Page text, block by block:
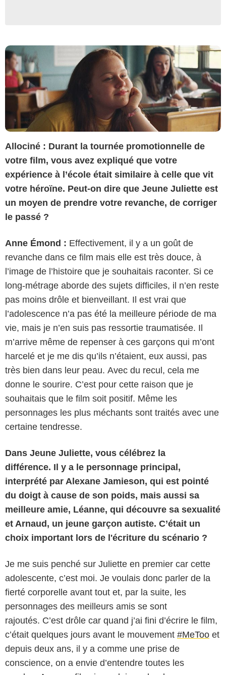
Allociné : Durant la tournée promotionnelle de
votre film, vous avez expliqué que votre
expérience à l’école était similaire à celle que vit
votre héroïne. Peut-on dire que Jeune Juliette est
un moyen de prendre votre revanche, de corriger
le passé ?
Anne Émond : Effectivement, il y a un goût de
revanche dans ce film mais elle est très douce, à
l’image de l’histoire que je souhaitais raconter. Si ce
long-métrage aborde des sujets difficiles, il n’en reste
pas moins drôle et bienveillant. Il est vrai que
l’adolescence n’a pas été la meilleure période de ma
vie, mais je n’en suis pas ressortie traumatisée. Il
m’arrive même de repenser à ces garçons qui m’ont
harcelé et je me dis qu’ils n’étaient, eux aussi, pas
très bien dans leur peau. Avec du recul, cela me
donne le sourire. C’est pour cette raison que je
souhaitais que le film soit positif. Même les
personnages les plus méchants sont traités avec une
certaine tendresse.
Dans Jeune Juliette, vous célébrez la
différence. Il y a le personnage principal,
interprété par Alexane Jamieson, qui est pointé
du doigt à cause de son poids, mais aussi sa
meilleure amie, Léanne, qui découvre sa sexualité
et Arnaud, un jeune garçon autiste. C’était un
choix important lors de l'écriture du scénario ?
Je me suis penché sur Juliette en premier car cette
adolescente, c’est moi. Je voulais donc parler de la
fierté corporelle avant tout et, par la suite, les
personnages des meilleurs amis se sont
rajoutés. C’est drôle car quand j’ai fini d’écrire le film,
c’était quelques jours avant le mouvement #MeToo et
depuis deux ans, il y a comme une prise de
conscience, on a envie d’entendre toutes les